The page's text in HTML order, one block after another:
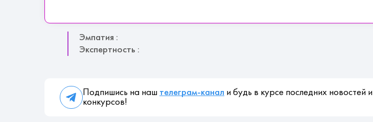
Эмпатия :
Экспертность :
Подпишись на наш телеграм-канал и будь в курсе последних новостей и
конкурсов!